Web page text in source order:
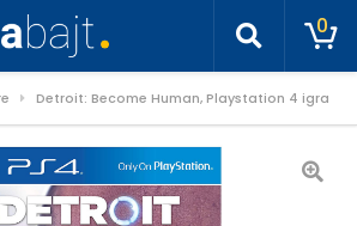
0
Detroit: Become Human, Playstation 4 igra